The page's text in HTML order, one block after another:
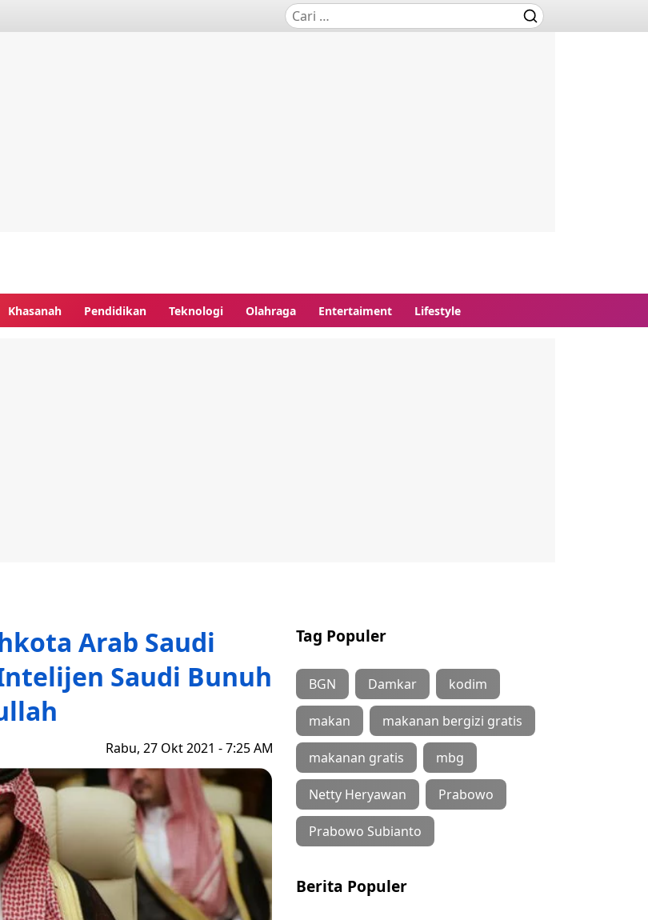
Khasanah Pendidikan Teknologi Olahraga Entertaiment Lifestyle
Arab Saudi
Saudi Bunuh
Rabu, 27 Okt 2021 - 7:25 AM
Tag Populer
BGN Damkar kodim
makan makanan bergizi gratis
makanan gratis mbg
Netty Heryawan Prabowo
Prabowo Subianto
Berita Populer